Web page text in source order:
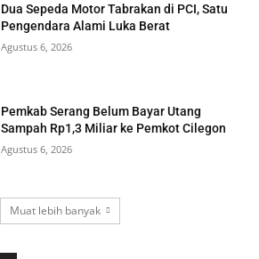
Dua Sepeda Motor Tabrakan di PCI, Satu
Pengendara Alami Luka Berat
Agustus 6, 2026
Pemkab Serang Belum Bayar Utang
Sampah Rp1,3 Miliar ke Pemkot Cilegon
Agustus 6, 2026
Muat lebih banyak